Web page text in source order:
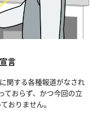
言
関する各種報道がなされ
ておらず、かつ今回の立
おりません。